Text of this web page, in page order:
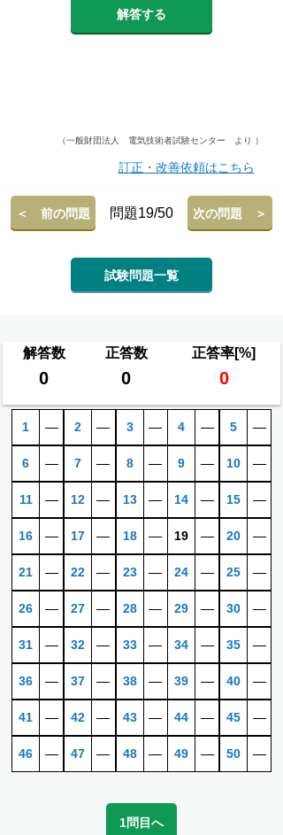
解答する
（一般財団法人 電気技術者試験センター より ）
訂正・改善依頼はこちら
＜ 前の問題 問題19/50 次の問題 ＞
試験問題一覧
解答数 正答数 正答率[%]
0 0 0
1 ―
6 ―
11 ―
16 ―
21 ―
26 ―
31 ―
36 ―
41 ―
46 ―
2 ―
7 ―
12 ―
17 ―
22 ―
27 ―
32 ―
37 ―
42 ―
47 ―
3 ―
8 ―
13 ―
18 ―
23 ―
28 ―
33 ―
38 ―
43 ―
48 ―
4 ―
9 ―
14 ―
19 ―
24 ―
29 ―
34 ―
39 ―
44 ―
49 ―
5 ―
10 ―
15 ―
20 ―
25 ―
30 ―
35 ―
40 ―
45 ―
50 ―
1問目へ